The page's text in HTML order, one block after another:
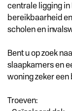
centrale ligging in
bereikbaarheid
scholen en
Bent u op zoek
slaapkamers en
woning zeker een
Troeven: